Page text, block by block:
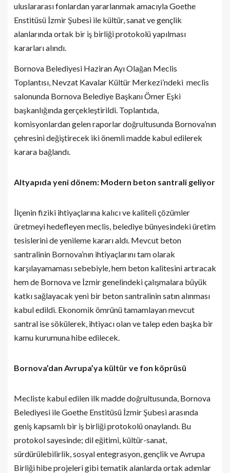
uluslararası fonlardan yararlanmak amacıyla Goethe
Enstitüsü İzmir Şubesi ile kültür, sanat ve gençlik
alanlarında ortak bir iş birliği protokolü yapılması
kararları alındı.
Bornova Belediyesi Haziran Ayı Olağan Meclis
Toplantısı, Nevzat Kavalar Kültür Merkezi’ndeki meclis
salonunda Bornova Belediye Başkanı Ömer Eşki
başkanlığında gerçekleştirildi. Toplantıda,
komisyonlardan gelen raporlar doğrultusunda Bornova’nın
çehresini değiştirecek iki önemli madde kabul edilerek
karara bağlandı.
Altyapıda yeni dönem: Modern beton santrali geliyor
İlçenin fiziki ihtiyaçlarına kalıcı ve kaliteli çözümler
üretmeyi hedefleyen meclis, belediye bünyesindeki üretim
tesislerini de yenileme kararı aldı. Mevcut beton
santralinin Bornova’nın ihtiyaçlarını tam olarak
karşılayamaması sebebiyle, hem beton kalitesini artıracak
hem de Bornova ve İzmir genelindeki çalışmalara büyük
katkı sağlayacak yeni bir beton santralinin satın alınması
kabul edildi. Ekonomik ömrünü tamamlayan mevcut
santral ise sökülerek, ihtiyacı olan ve talep eden başka bir
kamu kurumuna hibe edilecek.
Bornova’dan Avrupa’ya kültür ve fon köprüsü
Mecliste kabul edilen ilk madde doğrultusunda, Bornova
Belediyesi ile Goethe Enstitüsü İzmir Şubesi arasında
geniş kapsamlı bir iş birliği protokolü onaylandı. Bu
protokol sayesinde; dil eğitimi, kültür-sanat,
sürdürülebilirlik, sosyal entegrasyon, gençlik ve Avrupa
Birliği hibe projeleri gibi tematik alanlarda ortak adımlar